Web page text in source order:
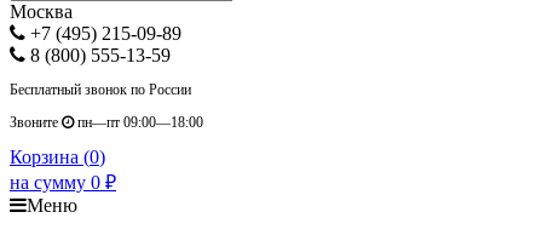
Москва
+7 (495) 215-09-89
8 (800) 555-13-59
Бесплатный звонок по России
Звоните
пн—пт 09:00—18:00
Корзина (0)
на сумму 0 ₽
Меню